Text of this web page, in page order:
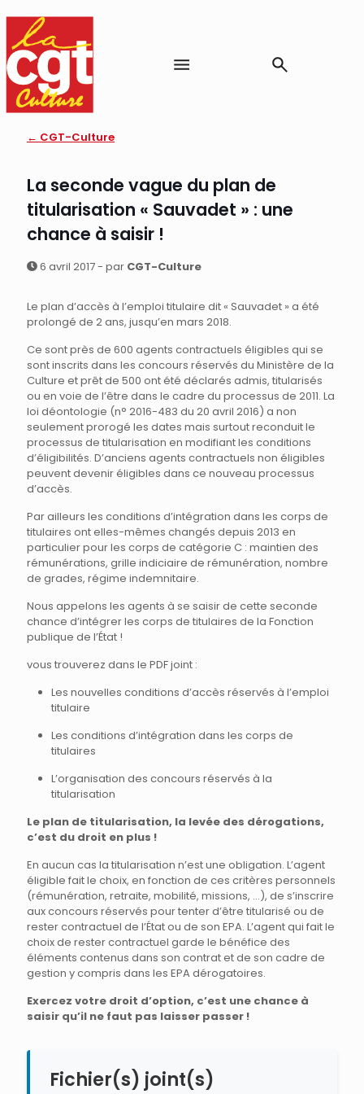
← CGT-Culture
La seconde vague du plan de
titularisation « Sauvadet » : une
chance à saisir !
6 avril 2017 - par CGT-Culture
Le plan d’accès à l’emploi titulaire dit « Sauvadet » a été
prolongé de 2 ans, jusqu’en mars 2018.
Ce sont près de 600 agents contractuels éligibles qui se
sont inscrits dans les concours réservés du Ministère de la
Culture et prêt de 500 ont été déclarés admis, titularisés
ou en voie de l’être dans le cadre du processus de 2011. La
loi déontologie (n° 2016-483 du 20 avril 2016) a non
seulement prorogé les dates mais surtout reconduit le
processus de titularisation en modifiant les conditions
d’éligibilités. D’anciens agents contractuels non éligibles
peuvent devenir éligibles dans ce nouveau processus
d’accès.
Par ailleurs les conditions d’intégration dans les corps de
titulaires ont elles-mêmes changés depuis 2013 en
particulier pour les corps de catégorie C : maintien des
rémunérations, grille indiciaire de rémunération, nombre
de grades, régime indemnitaire.
Nous appelons les agents à se saisir de cette seconde
chance d’intégrer les corps de titulaires de la Fonction
publique de l’État !
vous trouverez dans le PDF joint :
Les nouvelles conditions d’accès réservés à l’emploi
titulaire
Les conditions d’intégration dans les corps de
titulaires
L’organisation des concours réservés à la
titularisation
Le plan de titularisation, la levée des dérogations,
c’est du droit en plus !
En aucun cas la titularisation n’est une obligation. L’agent
éligible fait le choix, en fonction de ces critères personnels
(rémunération, retraite, mobilité, missions, …), de s’inscrire
aux concours réservés pour tenter d’être titularisé ou de
rester contractuel de l’État ou de son EPA. L’agent qui fait le
choix de rester contractuel garde le bénéfice des
éléments contenus dans son contrat et de son cadre de
gestion y compris dans les EPA dérogatoires.
Exercez votre droit d’option, c’est une chance à
saisir qu’il ne faut pas laisser passer !
Fichier(s) joint(s)